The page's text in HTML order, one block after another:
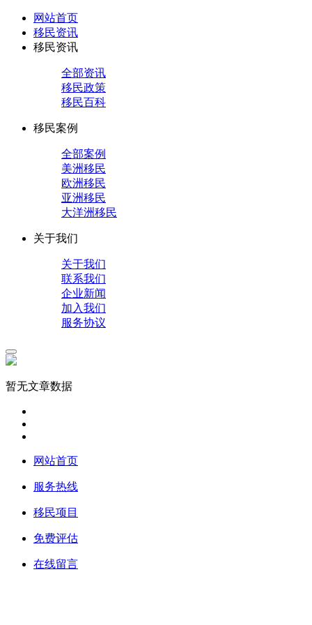
网站首页
移民资讯
移民资讯
全部资讯
移民政策
移民百科
移民案例
全部案例
美洲移民
欧洲移民
亚洲移民
大洋洲移民
关于我们
关于我们
联系我们
企业新闻
加入我们
服务协议
暂无文章数据
网站首页
服务热线
移民项目
免费评估
在线留言